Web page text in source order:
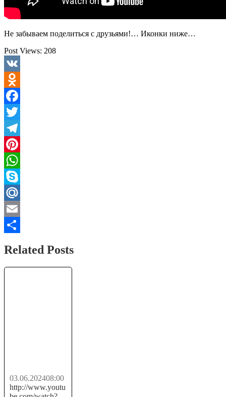
Не забываем поделиться с друзьями!… Иконки ниже…
Post Views: 208
VK
Odnoklassniki
Facebook
Twitter
Telegram
Pinterest
WhatsApp
Skype
Mail.Ru
Email
Related Posts
03.06.202408:00
http://www.youtu